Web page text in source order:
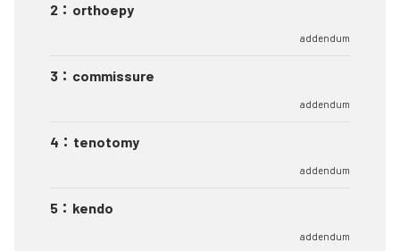
2 ： orthoepy
addendum
3 ： commissure
addendum
4 ： tenotomy
addendum
5 ： kendo
addendum